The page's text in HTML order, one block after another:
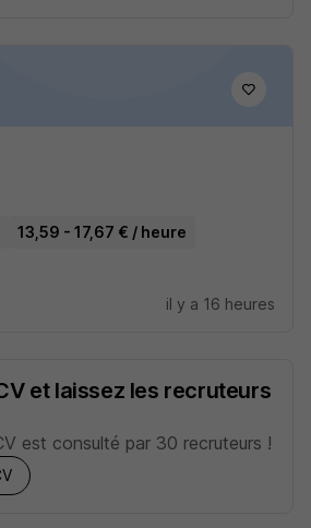
13,59 - 17,67 € / heure
il y a 16 heures
et laissez les recruteurs
est consulté par 30 recruteurs !